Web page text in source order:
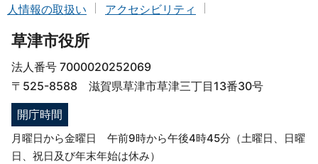
人情報の取扱い
アクセシビリティ
草津市役所
法人番号 7000020252069
〒525-8588 滋賀県草津市草津三丁目13番30号
開庁時間
月曜日から金曜日 午前9時から午後4時45分（土曜日、日曜
日、祝日及び年末年始は休み）